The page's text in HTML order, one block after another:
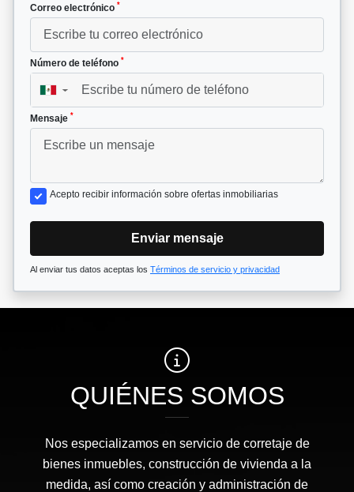
Correo electrónico *
Número de teléfono *
▼
Mensaje *
Acepto recibir información sobre ofertas inmobiliarias
Enviar mensaje
Al enviar tus datos aceptas los Términos de servicio y privacidad
QUIÉNES SOMOS
Nos especializamos en servicio de corretaje de
bienes inmuebles, construcción de vivienda a la
medida, así como creación y administración de